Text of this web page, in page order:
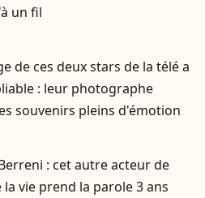
un fil
de ces deux stars de la télé a
: leur photographe
souvenirs pleins d'émotion
: cet autre acteur de
la vie prend la parole 3 ans